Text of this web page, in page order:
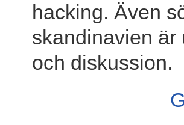
hacking. Även
skandinavien är
och diskussion.